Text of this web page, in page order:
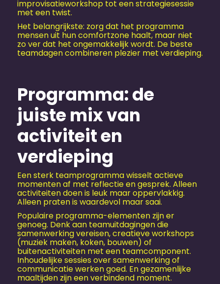
improvisatieworkshop tot een strategiesessie
met een twist.
Het belangrijkste: zorg dat het programma
mensen uit hun comfortzone haalt, maar niet
zo ver dat het ongemakkelijk wordt. De beste
teamdagen combineren plezier met verdieping.
Programma: de
juiste mix van
activiteit en
verdieping
Een sterk teamprogramma wisselt actieve
momenten af met reflectie en gesprek. Alleen
activiteiten doen is leuk maar oppervlakkig.
Alleen praten is waardevol maar saai.
Populaire programma-elementen zijn er
genoeg. Denk aan teamuitdagingen die
samenwerking vereisen, creatieve workshops
(muziek maken, koken, bouwen) of
buitenactiviteiten met een teamcomponent.
Inhoudelijke sessies over samenwerking of
communicatie werken goed. En gezamenlijke
maaltijden zijn een verbindend moment.